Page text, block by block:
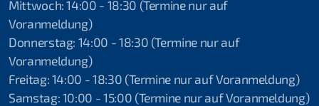
Mittwoch: 14:00 - 18:30 (Termine nur auf
Voranmeldung)
Donnerstag: 14:00 - 18:30 (Termine nur auf
Voranmeldung)
Freitag: 14:00 - 18:30 (Termine nur auf Voranmeldung)
Samstag: 10:00 - 15:00 (Termine nur auf Voranmeldung)
Erste-Hilfe Instructor
Erste Hilfe
Erste Hilfe + Notfallsauerstoff